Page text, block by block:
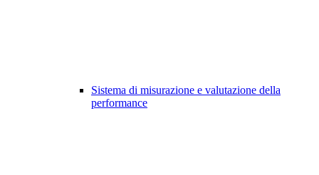
Sistema di misurazione e valutazione della
performance